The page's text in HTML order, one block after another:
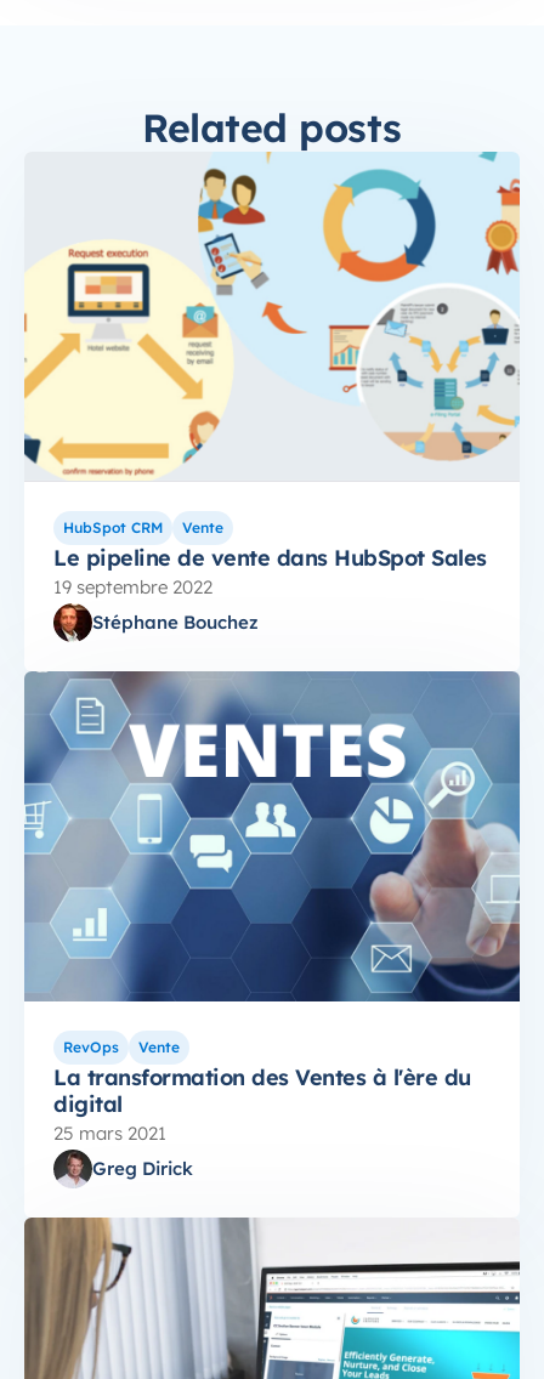
Related posts
HubSpot CRM Vente
Le pipeline de vente dans HubSpot Sales
19 septembre 2022
Stéphane Bouchez
RevOps Vente
La transformation des Ventes à l'ère du
digital
25 mars 2021
Greg Dirick